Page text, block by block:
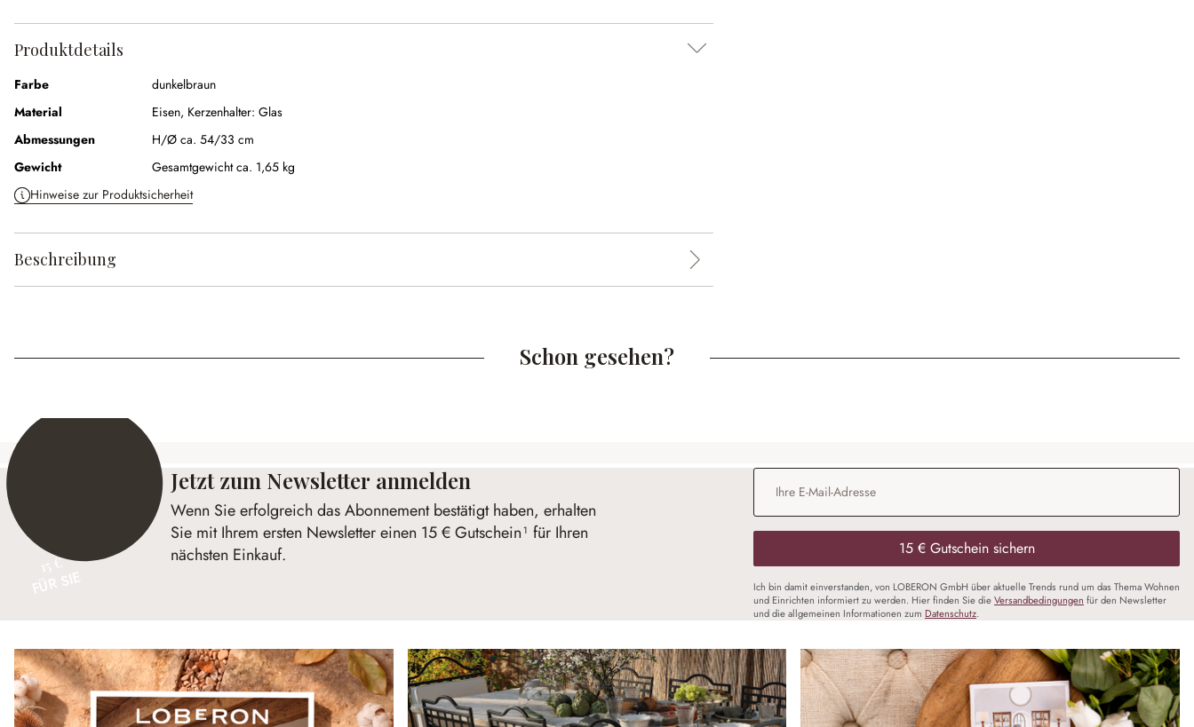
Produktdetails
Farbe
dunkelbraun
Material
Eisen, Kerzenhalter: Glas
Abmessungen
H/Ø ca. 54/33 cm
Gewicht
Gesamtgewicht ca. 1,65 kg
Hinweise zur Produktsicherheit
Beschreibung
Schon gesehen?
15 €
Jetzt zum Newsletter anmelden
Wenn Sie erfolgreich das Abonnement bestätigt haben, erhalten
Sie mit Ihrem ersten Newsletter einen 15 € Gutschein¹ für Ihren
nächsten Einkauf.
E-Mail-Adresse
15 € Gutschein sichern
Ich bin damit einverstanden, von LOBERON GmbH über aktuelle Trends rund um das Thema Wohnen
und Einrichten informiert zu werden. Hier finden Sie dieVersandbedingungen für den Newsletter
und die allgemeinen Informationen zum Datenschutz.